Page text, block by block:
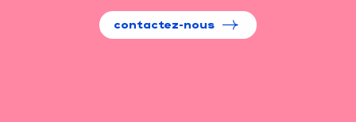
contactez-nous